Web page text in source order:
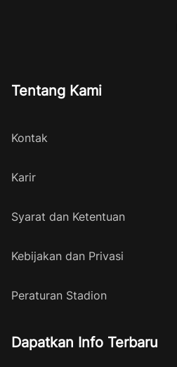
Tentang Kami
Kontak
Karir
Syarat dan Ketentuan
Kebijakan dan Privasi
Peraturan Stadion
Dapatkan Info Terbaru